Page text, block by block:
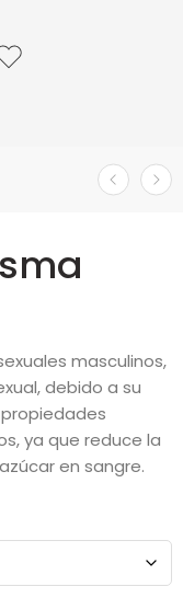
masculinos,
debido a su
ya que reduce la
en sangre.